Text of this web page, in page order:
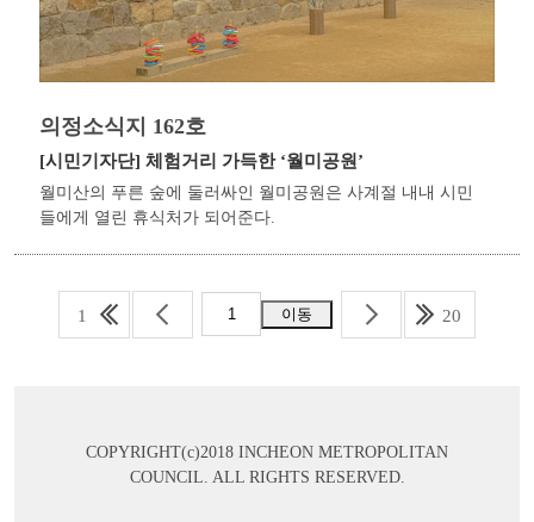
의정소식지 162호
[시민기자단] 체험거리 가득한 ‘월미공원’
월미산의 푸른 숲에 둘러싸인 월미공원은 사계절 내내 시민
들에게 열린 휴식처가 되어준다.
1 20
COPYRIGHT(c)2018 INCHEON METROPOLITAN
COUNCIL. ALL RIGHTS RESERVED.